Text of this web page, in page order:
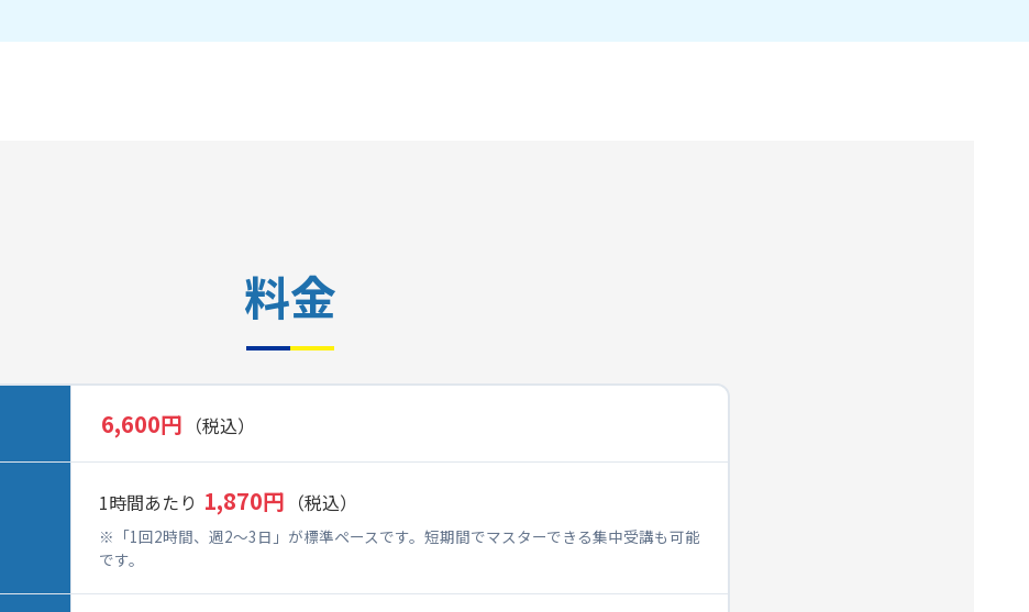
料金
6,600円 （税込）
1時間あたり 1,870円 （税込）
※「1回2時間、週2～3日」が標準ペースです。短期間でマスターできる集中受講も可能
です。